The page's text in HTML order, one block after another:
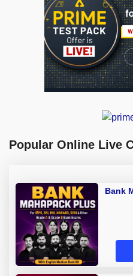
Popular Online Live
Bank